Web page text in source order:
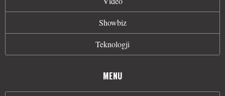
Showbiz
Teknologji
MENU